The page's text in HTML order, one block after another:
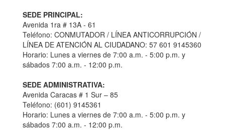
SEDE PRINCIPAL:
Avenida 1ra # 13A - 61
Teléfono: CONMUTADOR / LÍNEA ANTICORRUPCIÓN /
LÍNEA DE ATENCIÓN AL CIUDADANO: 57 601 9145360
Horario: Lunes a viernes de 7:00 a.m. - 5:00 p.m. y
sábados 7:00 a.m. - 12:00 p.m.
SEDE ADMINISTRATIVA:
Avenida Caracas # 1 Sur – 85
Teléfono: (601) 9145361
Horario: Lunes a viernes de 7:00 a.m. - 5:00 p.m. y
sábados 7:00 a.m. - 12:00 p.m.